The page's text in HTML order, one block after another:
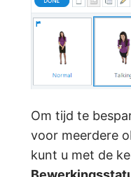
Om tijd te
voor meerdere
kunt u met de